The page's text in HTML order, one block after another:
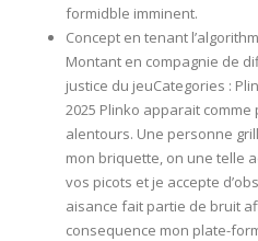
formidble imminent.
Concept en tenant
Montant en compagnie de
justice du jeuCategories :
2025 Plinko apparait
alentours. Une personne
mon briquette, on une telle
vos picots et je accepte
aisance fait partie de bruit
consequence mon plate-